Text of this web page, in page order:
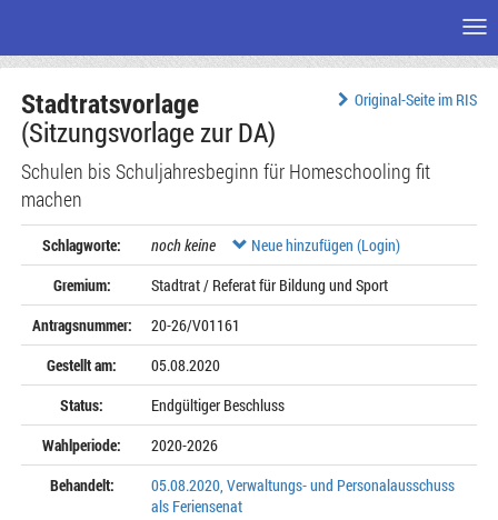
Seiteninhalt
Original-Seite im RIS
Stadtratsvorlage
(Sitzungsvorlage zur DA)
Schulen bis Schuljahresbeginn für Homeschooling fit
machen
Schlagworte: noch keine
Neue hinzufügen (Login)
Gremium:
Stadtrat / Referat für Bildung und Sport
Antragsnummer:
20-26/V01161
Gestellt am:
05.08.2020
Status:
Endgültiger Beschluss
Wahlperiode:
2020-2026
Behandelt:
05.08.2020, Verwaltungs- und Personalausschuss
als Feriensenat